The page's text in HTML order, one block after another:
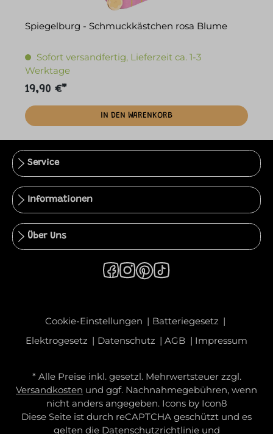
Spiegelburg - Schmuckkästchen rosa Blume
Sofort versandfertig, Lieferzeit ca. 1-3
Werktage
19,90 €*
IN DEN WARENKORB
Service
Informationen
Über Uns
Cookie-Einstellungen
Batteriegesetz
Elektrogesetz
Datenschutz AGB Impressum
* Alle Preise inkl. gesetzl. Mehrwertsteuer zzgl.
Versandkosten und ggf. Nachnahmegebühren, wenn
nicht anders angegeben. Icons by Icon8
Diese Seite ist durch reCAPTCHA geschützt und es
gelten die Datenschutzrichtlinieund